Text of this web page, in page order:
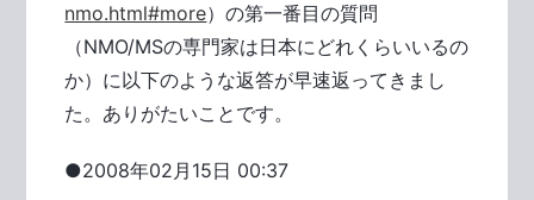
nmo.html#more）の第一番目の質問
（NMO/MSの専門家は日本にどれくらいいるの
か）に以下のような返答が早速返ってきまし
た。ありがたいことです。
●2008年02月15日 00:37